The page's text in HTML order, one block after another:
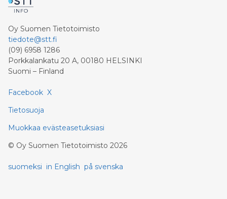
Oy Suomen Tietotoimisto
tiedote@stt.fi
(09) 6958 1286
Porkkalankatu 20 A, 00180 HELSINKI
Suomi – Finland
Facebook X
Tietosuoja
Muokkaa evästeasetuksiasi
© Oy Suomen Tietotoimisto 2026
suomeksi in English på svenska